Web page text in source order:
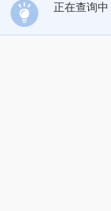
正在查询